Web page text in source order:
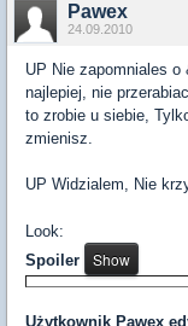
Pawex
24.09.2010
UP Nie zapomniales
najlepiej, nie
to zrobie u siebie,
zmienisz.
UP Widzialem, Nie
Look:
Spoiler
Użytkownik Pawex